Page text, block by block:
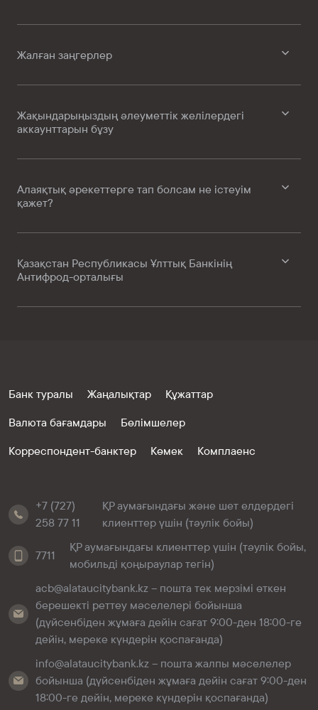
Жалған заңгерлер
Жақындарыңыздың әлеуметтік желілердегі
аккаунттарын бұзу
Алаяқтық әрекеттерге тап болсам не істеуім
қажет?
Қазақстан Республикасы Ұлттық Банкінің
Антифрод-орталығы
Банк туралы Жаңалықтар
Құжаттар
Валюта бағамдары
Бөлімшелер
Корреспондент-банктер
Көмек Комплаенс
+7 (727)
258 77 11
ҚР аумағындағы және шет елдердегі
клиенттер үшін (тәулік бойы)
7711
ҚР аумағындағы клиенттер үшін (тәулік бойы,
мобильді қоңыраулар тегін)
acb@alataucitybank.kz – пошта тек мерзімі өткен
берешекті реттеу мәселелері бойынша
(дүйсенбіден жұмаға дейін сағат 9:00-ден 18:00-ге
дейін, мереке күндерін қоспағанда)
info@alataucitybank.kz – пошта жалпы мәселелер
бойынша (дүйсенбіден жұмаға дейін сағат 9:00-ден
18:00-ге дейін, мереке күндерін қоспағанда)